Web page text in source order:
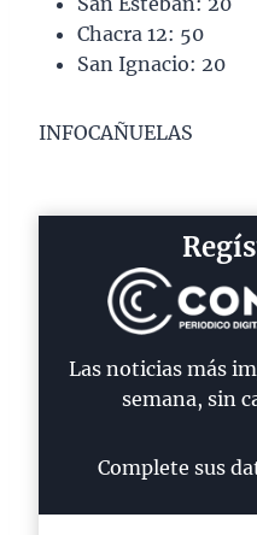
Chacra 12: 50
San Ignacio: 20
INFOCAÑUELAS
Las noticias más
semana, sin
Complete sus